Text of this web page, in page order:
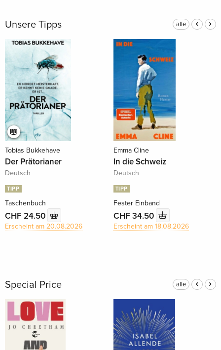
Unsere Tipps alle
Tobias Bukkehave
Der Prätorianer
Deutsch
TIPP
Taschenbuch
CHF 24.50
Erscheint am 20.08.2026
Emma Cline
In die Schweiz
Deutsch
TIPP
Fester Einband
CHF 34.50
Erscheint am 18.08.2026
Special Price alle